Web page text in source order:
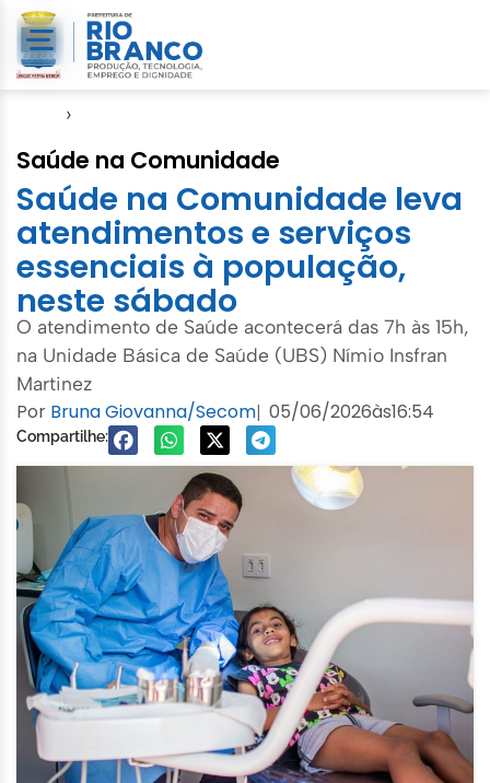
›
Saúde na Comunidade
Saúde na Comunidade leva
atendimentos e serviços
essenciais à população,
neste sábado
O atendimento de Saúde acontecerá das 7h às 15h,
na Unidade Básica de Saúde (UBS) Nímio Insfran
Martinez
Por Bruna Giovanna/Secom| 05/06/2026às16:54
Compartilhe: